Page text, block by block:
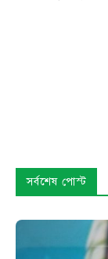
সর্বশেষ পোস্ট